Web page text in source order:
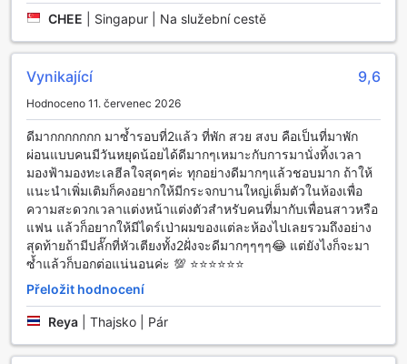
Pohodlné vybavení Tamarina Resortu
Tamarina Resort v Chonburi, Thajsko, je ideálním místem
V celém resortu je k dispozici bezplatné Wi-Fi připojení, což
umožňuje hostům zůstat ve spojení se světem. Ať už
potřebujete pracovat, nebo jen sdílet své zážitky na
sociálních sítích, rychlé a spolehlivé připojení je vám k
dispozici v každé místnosti i na veřejných prostorách.
Pro hosty, kteří si chtějí užít klidnější atmosféru, je
vyhrazená kuřácká zóna, kde si mohou vychutnat cigaretu
nebo doutník bez rušení ostatních. Resort také nabízí
službu úschovy zavazadel, což je ideální pro ty, kteří chtějí
objevovat okolí bez zbytečného zatížení. A aby byl váš
pobyt co nejpříjemnější, tým každodenní údržby se postará
o to, aby vaše pokoje byly vždy čisté a útulné. Tamarina
Resort je tedy skvělou volbou pro všechny, kteří hledají
pohodlné a praktické vybavení během svého pobytu v
CHEE Singapur | Na služební cestě
Vynikající 9,6
Hodnoceno 11. červenec 2026
ดีมากกกกกกก มาซ้ำรอบที่2แล้ว ที่พัก สวย สงบ คือเป็นที่มาพัก
ผ่อนแบบคนมีวันหยุดน้อยได้ดีมากๆเหมาะกับการมานั่งทิ้งเวลา
มองฟ้ามองทะเลฮีลใจสุดๆค่ะ ทุกอย่างดีมากๆแล้วชอบมาก ถ้าให้
แนะนำเพิ่มเติมก็คงอยากให้มีกระจกบานใหญ่เต็มตัวในห้องเพื่อ
ความสะดวกเวลาแต่งหน้าแต่งตัวสำหรับคนที่มากับเพื่อนสาวหรือ
แฟน แล้วก็อยากให้มีไดร์เป่าผมของแต่ละห้องไปเลยรวมถึงอย่าง
สุดท้ายถ้ามีปลั๊กที่หัวเตียงทั้ง2ฝั่งจะดีมากๆๆๆๆ😂 แต่ยังไงก็จะมา
ซ้ำแล้วก็บอกต่อแน่นอนค่ะ 💯 ⭐️⭐️⭐️⭐️⭐️⭐️
Přeložit hodnocení
Reya Thajsko | Pár